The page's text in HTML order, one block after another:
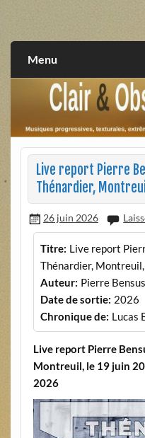
extrêmes, alternatives,
Menu
Live report Pierre
Thénardier,
26 juin 2026
Titre: Live report
Thénardier,
Auteur: Pierre
Date de sortie: 2026
Chronique de: Lucas
Live report Pierre
Montreuil, le 19 juin
2026